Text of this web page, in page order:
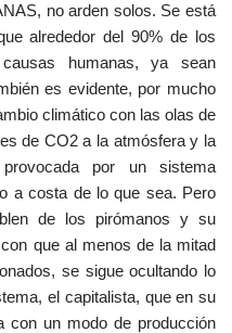
no arden solos. Se está
alrededor del 90% de los
humanas, ya sean
es evidente, por mucho
climático con las olas de
de CO2 a la atmósfera y la
provocada por un sistema
a costa de lo que sea. Pero
de los pirómanos y su
que al menos de la mitad
se sigue ocultando lo
el capitalista, que en su
con un modo de producción